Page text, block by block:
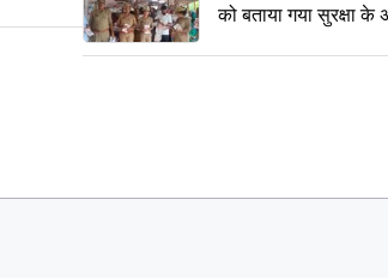
को बताया गया सुरक्षा के